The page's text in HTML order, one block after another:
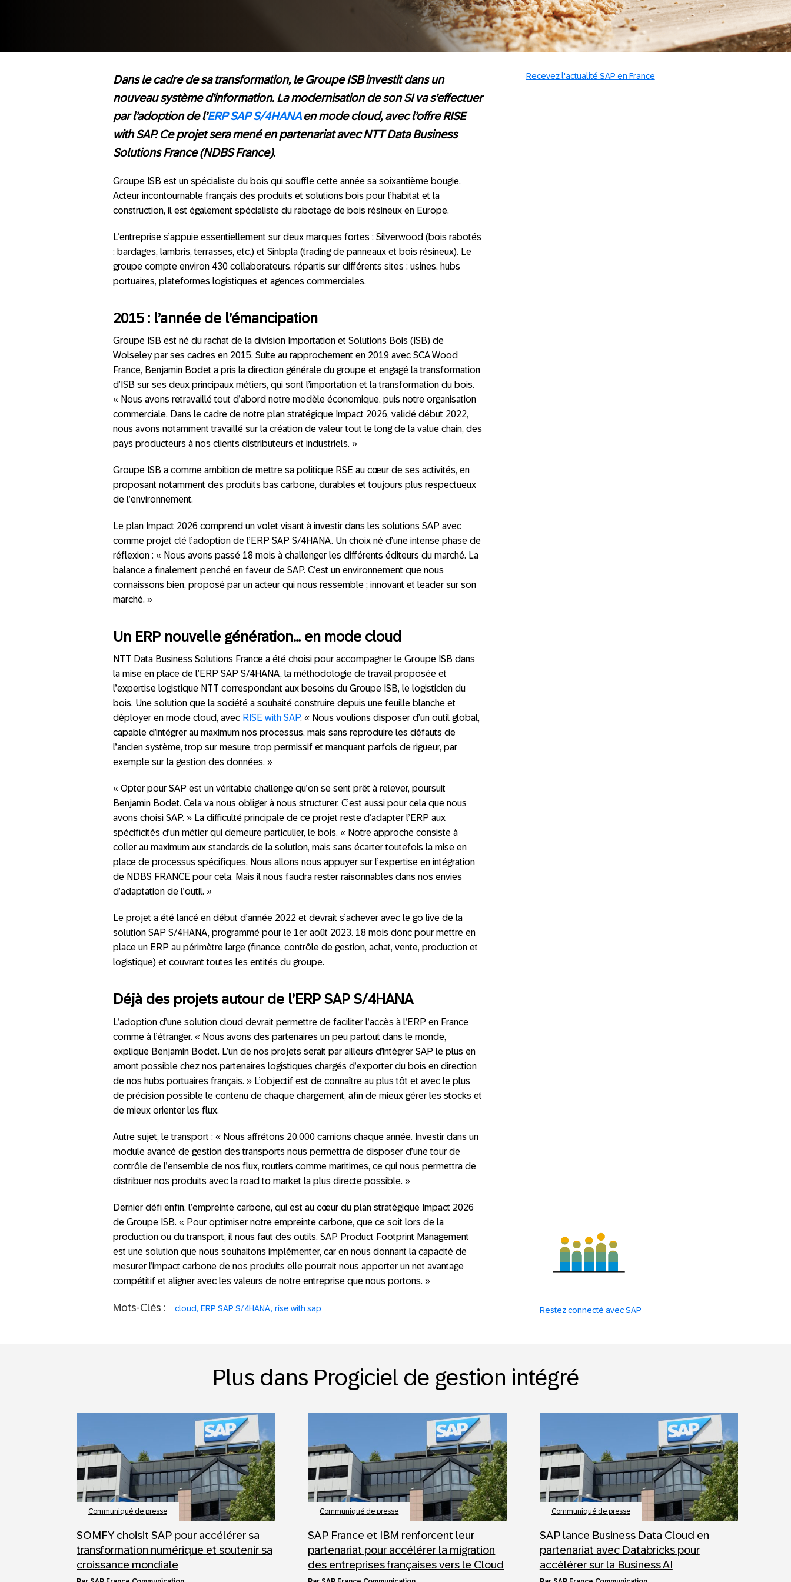
Dans le cadre de sa transformation, le Groupe ISB investit dans un
nouveau système d’information. La modernisation de son SI va s’effectuer
par l’adoption de l’ERP SAP S/4HANAen mode cloud, avec l’offre RISE
with SAP. Ce projet sera mené en partenariat avec NTT Data Business
Solutions France (NDBS France).
Groupe ISB est un spécialiste du bois qui souffle cette année sa soixantième bougie.
Acteur incontournable français des produits et solutions bois pour l’habitat et la
construction, il est également spécialiste du rabotage de bois résineux en Europe.
L’entreprise s’appuie essentiellement sur deux marques fortes : Silverwood (bois rabotés
: bardages, lambris, terrasses, etc.) et Sinbpla (trading de panneaux et bois résineux). Le
groupe compte environ 430 collaborateurs, répartis sur différents sites : usines, hubs
portuaires, plateformes logistiques et agences commerciales.
2015 : l’année de l’émancipation
Groupe ISB est né du rachat de la division Importation et Solutions Bois (ISB) de
Wolseley par ses cadres en 2015. Suite au rapprochement en 2019 avec SCA Wood
France, Benjamin Bodet a pris la direction générale du groupe et engagé la transformation
d’ISB sur ses deux principaux métiers, qui sont l’importation et la transformation du bois.
« Nous avons retravaillé tout d’abord notre modèle économique, puis notre organisation
commerciale. Dans le cadre de notre plan stratégique Impact 2026, validé début 2022,
nous avons notamment travaillé sur la création de valeur tout le long de la value chain, des
pays producteurs à nos clients distributeurs et industriels. »
Groupe ISB a comme ambition de mettre sa politique RSE au cœur de ses activités, en
proposant notamment des produits bas carbone, durables et toujours plus respectueux
de l’environnement.
Le plan Impact 2026 comprend un volet visant à investir dans les solutions SAP avec
comme projet clé l’adoption de l’ERP SAP S/4HANA. Un choix né d’une intense phase de
réflexion : « Nous avons passé 18 mois à challenger les différents éditeurs du marché. La
balance a finalement penché en faveur de SAP. C’est un environnement que nous
connaissons bien, proposé par un acteur qui nous ressemble ; innovant et leader sur son
marché. »
Un ERP nouvelle génération… en mode cloud
NTT Data Business Solutions France a été choisi pour accompagner le Groupe ISB dans
la mise en place de l’ERP SAP S/4HANA, la méthodologie de travail proposée et
l’expertise logistique NTT correspondant aux besoins du Groupe ISB, le logisticien du
bois. Une solution que la société a souhaité construire depuis une feuille blanche et
déployer en mode cloud, avec RISE with SAP. « Nous voulions disposer d’un outil global,
capable d’intégrer au maximum nos processus, mais sans reproduire les défauts de
l’ancien système, trop sur mesure, trop permissif et manquant parfois de rigueur, par
exemple sur la gestion des données. »
« Opter pour SAP est un véritable challenge qu’on se sent prêt à relever, poursuit
Benjamin Bodet. Cela va nous obliger à nous structurer. C’est aussi pour cela que nous
avons choisi SAP. » La difficulté principale de ce projet reste d’adapter l’ERP aux
spécificités d’un métier qui demeure particulier, le bois. « Notre approche consiste à
coller au maximum aux standards de la solution, mais sans écarter toutefois la mise en
place de processus spécifiques. Nous allons nous appuyer sur l’expertise en intégration
de NDBS FRANCE pour cela. Mais il nous faudra rester raisonnables dans nos envies
d’adaptation de l’outil. »
Le projet a été lancé en début d’année 2022 et devrait s’achever avec le go live de la
solution SAP S/4HANA, programmé pour le 1er août 2023. 18 mois donc pour mettre en
place un ERP au périmètre large (finance, contrôle de gestion, achat, vente, production et
logistique) et couvrant toutes les entités du groupe.
Déjà des projets autour de l’ERP SAP S/4HANA
L’adoption d’une solution cloud devrait permettre de faciliter l’accès à l’ERP en France
comme à l’étranger. « Nous avons des partenaires un peu partout dans le monde,
explique Benjamin Bodet. L’un de nos projets serait par ailleurs d’intégrer SAP le plus en
amont possible chez nos partenaires logistiques chargés d’exporter du bois en direction
de nos hubs portuaires français. » L’objectif est de connaître au plus tôt et avec le plus
de précision possible le contenu de chaque chargement, afin de mieux gérer les stocks et
de mieux orienter les flux.
Autre sujet, le transport : « Nous affrétons 20.000 camions chaque année. Investir dans un
module avancé de gestion des transports nous permettra de disposer d’une tour de
contrôle de l’ensemble de nos flux, routiers comme maritimes, ce qui nous permettra de
distribuer nos produits avec la road to market la plus directe possible. »
Dernier défi enfin, l’empreinte carbone, qui est au cœur du plan stratégique Impact 2026
de Groupe ISB. « Pour optimiser notre empreinte carbone, que ce soit lors de la
production ou du transport, il nous faut des outils. SAP Product Footprint Management
est une solution que nous souhaitons implémenter, car en nous donnant la capacité de
mesurer l’impact carbone de nos produits elle pourrait nous apporter un net avantage
compétitif et aligner avec les valeurs de notre entreprise que nous portons. »
Mots-Clés : cloud ERP SAP S/4HANA rise with sap
Recevez l'actualité SAP en France
Restez connecté avec SAP
Plus dans Progiciel de gestion intégré
Communiqué de presse
SOMFY choisit SAP pour accélérer sa
transformation numérique et soutenir sa
croissance mondiale
Communiqué de presse
SAP France et IBM renforcent leur
partenariat pour accélérer la migration
des entreprises françaises vers le Cloud
Communiqué de presse
SAP lance Business Data Cloud en
partenariat avec Databricks pour
accélérer sur la Business AI